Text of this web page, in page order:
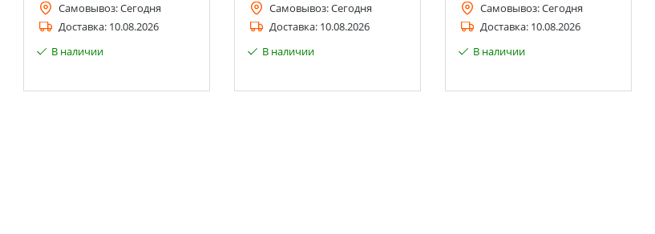
Самовывоз:Сегодня
Доставка: 10.08.2026
В наличии
Самовывоз:Сегодня
Доставка: 10.08.2026
В наличии
Самовывоз:Сегодня
Доставка: 10.08.2026
В наличии